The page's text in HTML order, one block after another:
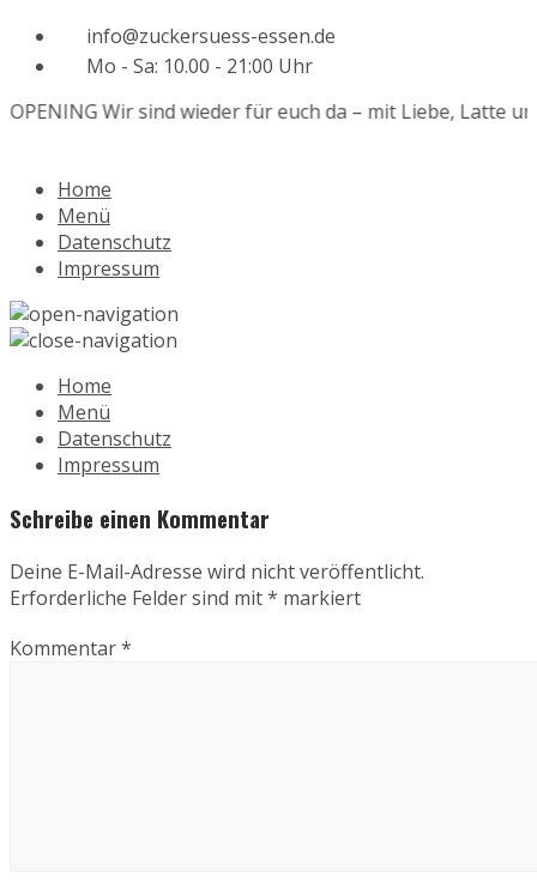
info@zuckersuess-essen.de
Mo - Sa: 10.00 - 21:00 Uhr
Wir sind wieder für euch da – mit Liebe, Latte
Home
Menü
Datenschutz
Impressum
Home
Menü
Datenschutz
Impressum
Schreibe einen Kommentar
Deine E-Mail-Adresse wird nicht veröffentlicht.
Erforderliche Felder sind mit* markiert
Kommentar*